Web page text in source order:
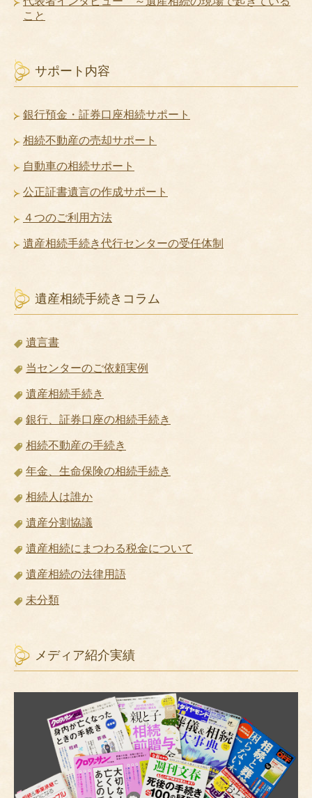
こと
サポート内容
銀行預金・証券口座相続サポート
相続不動産の売却サポート
自動車の相続サポート
公正証書遺言の作成サポート
４つのご利用方法
遺産相続手続き代行センターの受任体制
遺産相続手続きコラム
遺言書
当センターのご依頼実例
遺産相続手続き
銀行、証券口座の相続手続き
相続不動産の手続き
年金、生命保険の相続手続き
相続人は誰か
遺産分割協議
遺産相続にまつわる税金について
遺産相続の法律用語
未分類
メディア紹介実績